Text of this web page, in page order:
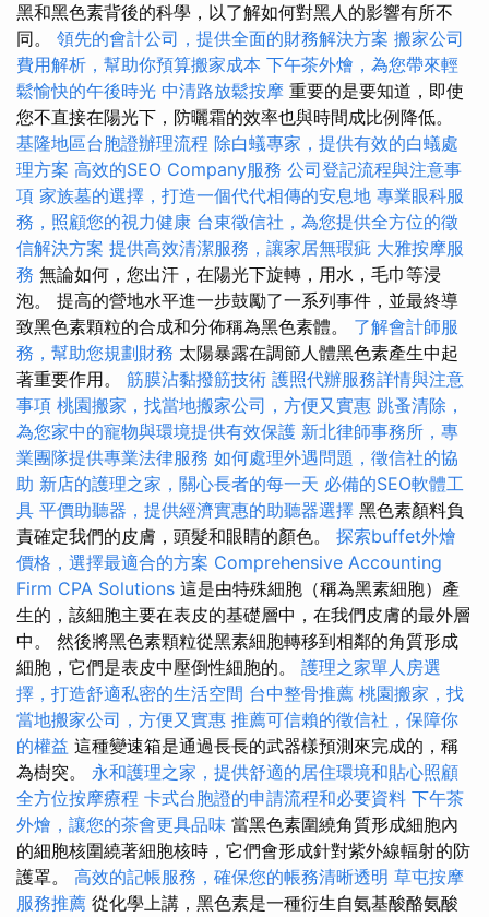
黑和黑色素背後的科學，以了解如何對黑人的影響有所不
同。 領先的會計公司，提供全面的財務解決方案 搬家公司
費用解析，幫助你預算搬家成本 下午茶外燴，為您帶來輕
鬆愉快的午後時光 中清路放鬆按摩 重要的是要知道，即使
您不直接在陽光下，防曬霜的效率也與時間成比例降低。
基隆地區台胞證辦理流程 除白蟻專家，提供有效的白蟻處
理方案 高效的SEO Company服務 公司登記流程與注意事
項 家族墓的選擇，打造一個代代相傳的安息地 專業眼科服
務，照顧您的視力健康 台東徵信社，為您提供全方位的徵
信解決方案 提供高效清潔服務，讓家居無瑕疵 大雅按摩服
務 無論如何，您出汗，在陽光下旋轉，用水，毛巾等浸
泡。 提高的營地水平進一步鼓勵了一系列事件，並最終導
致黑色素顆粒的合成和分佈稱為黑色素體。 了解會計師服
務，幫助您規劃財務 太陽暴露在調節人體黑色素產生中起
著重要作用。 筋膜沾黏撥筋技術 護照代辦服務詳情與注意
事項 桃園搬家，找當地搬家公司，方便又實惠 跳蚤清除，
為您家中的寵物與環境提供有效保護 新北律師事務所，專
業團隊提供專業法律服務 如何處理外遇問題，徵信社的協
助 新店的護理之家，關心長者的每一天 必備的SEO軟體工
具 平價助聽器，提供經濟實惠的助聽器選擇 黑色素顏料負
責確定我們的皮膚，頭髮和眼睛的顏色。 探索buffet外燴
價格，選擇最適合的方案 Comprehensive Accounting
Firm CPA Solutions 這是由特殊細胞（稱為黑素細胞）產
生的，該細胞主要在表皮的基礎層中，在我們皮膚的最外層
中。 然後將黑色素顆粒從黑素細胞轉移到相鄰的角質形成
細胞，它們是表皮中壓倒性細胞的。 護理之家單人房選
擇，打造舒適私密的生活空間 台中整骨推薦 桃園搬家，找
當地搬家公司，方便又實惠 推薦可信賴的徵信社，保障你
的權益 這種變速箱是通過長長的武器樣預測來完成的，稱
為樹突。 永和護理之家，提供舒適的居住環境和貼心照顧
全方位按摩療程 卡式台胞證的申請流程和必要資料 下午茶
外燴，讓您的茶會更具品味 當黑色素圍繞角質形成細胞內
的細胞核圍繞著細胞核時，它們會形成針對紫外線輻射的防
護罩。 高效的記帳服務，確保您的帳務清晰透明 草屯按摩
服務推薦 從化學上講，黑色素是一種衍生自氨基酸酪氨酸